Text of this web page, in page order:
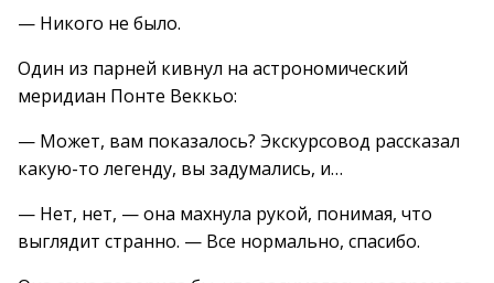
— Никого не было.
Один из парней кивнул на астрономический
меридиан Понте Веккьо:
— Может, вам показалось? Экскурсовод рассказал
какую-то легенду, вы задумались, и…
— Нет, нет, — она махнула рукой, понимая, что
выглядит странно. — Все нормально, спасибо.